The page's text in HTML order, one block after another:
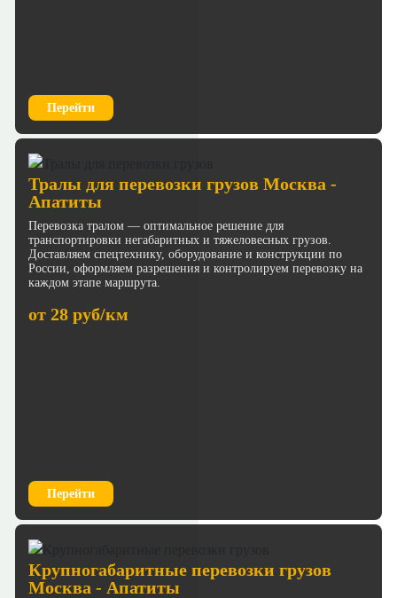
Перейти
Тралы для перевозки грузов Москва -
Апатиты
Перевозка тралом — оптимальное решение для
транспортировки негабаритных и тяжеловесных грузов.
Доставляем спецтехнику, оборудование и конструкции по
России, оформляем разрешения и контролируем перевозку на
каждом этапе маршрута.
от 28 руб/км
Перейти
Крупногабаритные перевозки грузов
Москва - Апатиты